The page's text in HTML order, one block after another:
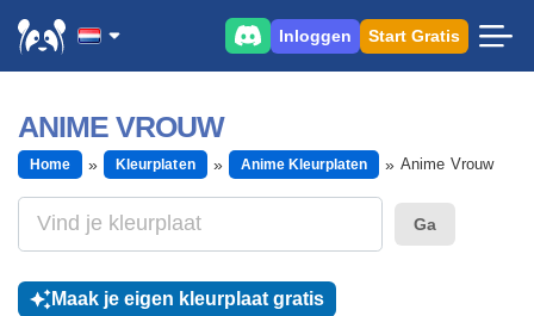
Inloggen Start Gratis
ANIME VROUW
Home Kleurplaten Anime Kleurplaten Anime Vrouw
Ga
Maak je eigen kleurplaat gratis